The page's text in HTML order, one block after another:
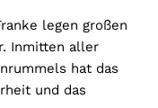
legen großen
Inmitten aller
hat das
und das